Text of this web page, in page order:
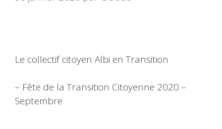
Le collectif citoyen Albi en Transition
– Fête de la Transition Citoyenne 2020 –
Septembre